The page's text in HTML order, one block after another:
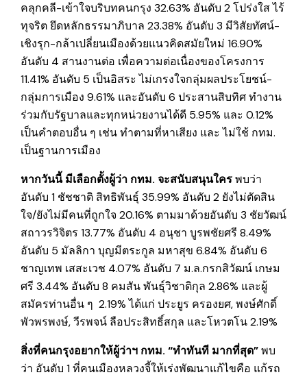
คลุกคลี-เข้าใจบริบทคนกรุง 32.63% อันดับ 2 โปร่งใส ไร้
ทุจริต ยึดหลักธรรมาภิบาล 23.38% อันดับ 3 มีวิสัยทัศน์-
เชิงรุก-กล้าเปลี่ยนเมืองด้วยแนวคิดสมัยใหม่ 16.90%
อันดับ 4 สานงานต่อ เพื่อความต่อเนื่องของโครงการ
11.41% อันดับ 5 เป็น‍อิสระ ไม่เกรงใจกลุ่มผลประโยชน์-
กลุ่มการเมือง 9.61% และอันดับ 6 ประสานสิบทิศ ทำงาน
ร่วมกับรัฐบาลและทุกหน่วยงานได้ดี 5.95% และ 0.12%
เป็นคำตอบอื่น ๆ เช่น ทำตามที่หาเสียง และ ไม่ใช้ กทม.
เป็นฐานการเมือง
หากวันนี้ มีเลือกตั้งผู้ว่า กทม. จะสนับสนุนใครพบว่า
อันดับ 1 ชัชชาติ สิทธิพันธุ์ 35.99% อันดับ 2 ยังไม่ตัดสิน
ใจ/ยังไม่มีคนที่ถูกใจ 20.16% ตามมาด้วยอันดับ 3 ชัยวัฒน์
สถาวรวิจิตร 13.77% อันดับ 4 อนุชา บูรพชัยศรี 8.49%
อันดับ 5 มัลลิกา บุญมีตระกูล มหาสุข 6.84% อันดับ 6
ชาญเทพ เสสะเวช 4.07% อันดับ 7 ม.ล.กรกสิวัฒน์ เกษม
ศรี 3.44% อันดับ 8 คมสัน พันธุ์วิชาติกุล 2.86% และผู้
สมัครท่านอื่น ๆ 2.19% ได้แก่ ประยูร ครองยศ, พงษ์ศักดิ์
พัวพรพงษ์, วีรพจน์ ลือ‍ประสิทธิ์สกุล และโหวตโน 2.19%
สิ่งที่คนกรุงอยากให้ผู้ว่าฯ กทม. “ทำทันที มากที่สุด”พบ
ว่า อันดับ 1 ที่คนเมืองหลวงจี้ให้เร่งพัฒนาแก้ไขคือ แก้รถ